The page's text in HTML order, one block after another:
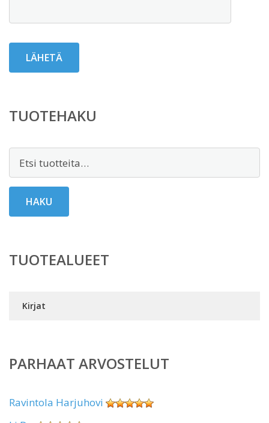
TUOTEHAKU
HAKU
TUOTEALUEET
Kirjat
PARHAAT ARVOSTELUT
Ravintola Harjuhovi